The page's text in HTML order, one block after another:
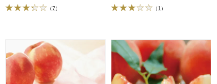
（7） （ 1 ）